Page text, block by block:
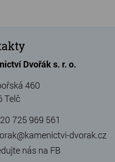
Dvořák s. r. o.
460
Telč
725 969 561
dvorak.cz
nás na FB